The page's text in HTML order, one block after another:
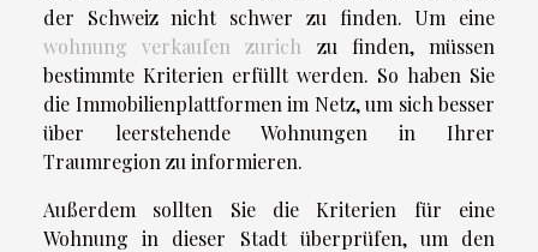
der Schweiz nicht schwer zu finden. Um eine
wohnung verkaufen zurich zu finden, müssen
bestimmte Kriterien erfüllt werden. So haben Sie
die Immobilienplattformen im Netz, um sich besser
über leerstehende Wohnungen in Ihrer
Traumregion zu informieren.
Außerdem sollten Sie die Kriterien für eine
Wohnung in dieser Stadt überprüfen, um den